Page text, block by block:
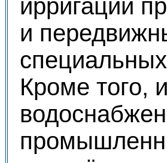
ирригации
и
Кроме того,